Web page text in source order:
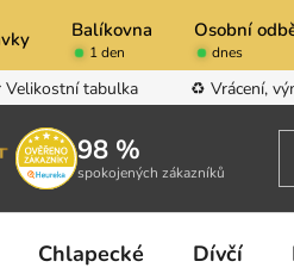
Balíkovna Osobní
1 den dnes
Velikostní tabulka ♻️ Vrácení,
98 %
spokojených zákazníků
Chlapecké Dívčí